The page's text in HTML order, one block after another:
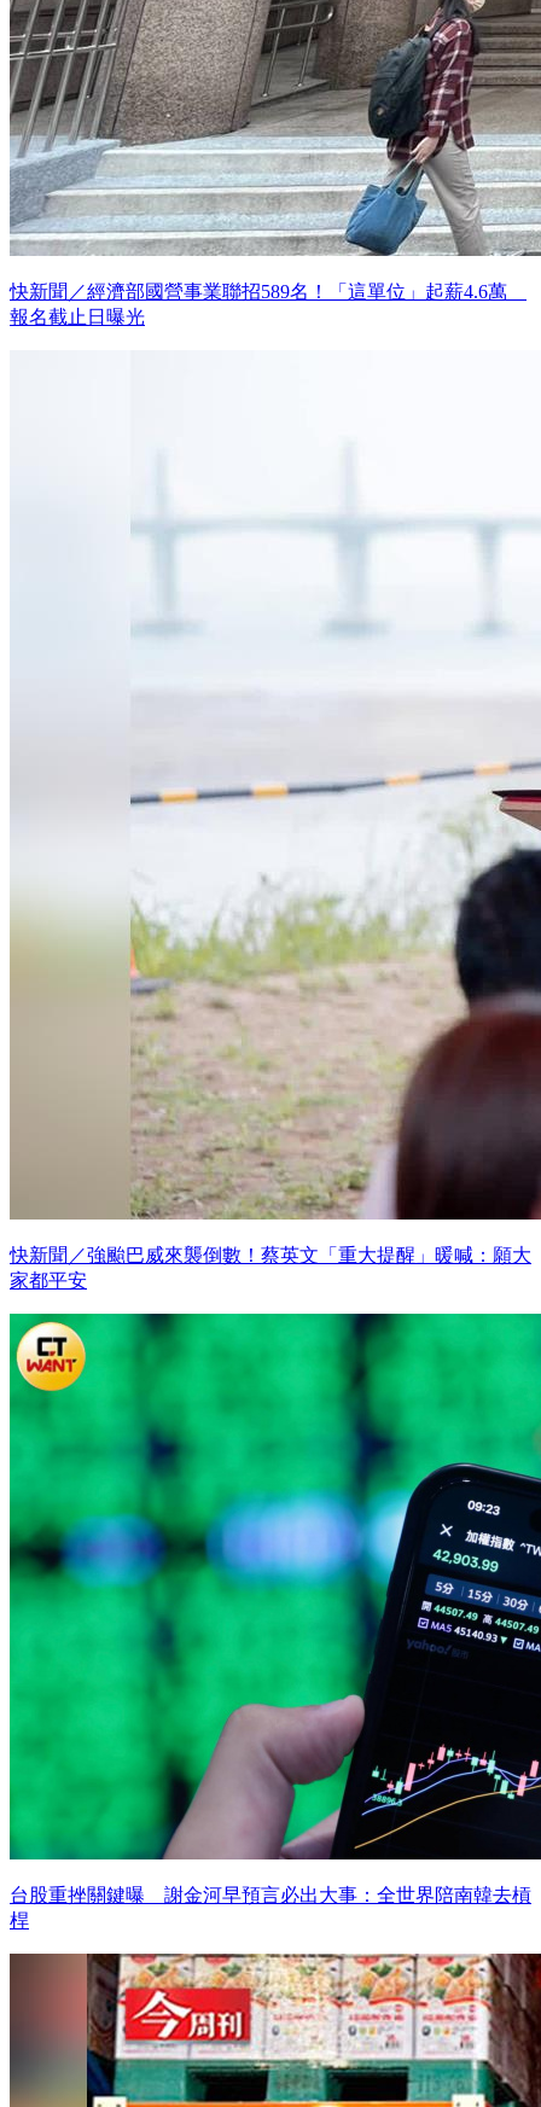
快新聞／經濟部國營事業聯招589名！「這單位」起薪4.6萬
報名截止日曝光
快新聞／強颱巴威來襲倒數！蔡英文「重大提醒」暖喊：願大
家都平安
台股重挫關鍵曝 謝金河早預言必出大事：全世界陪南韓去槓
桿